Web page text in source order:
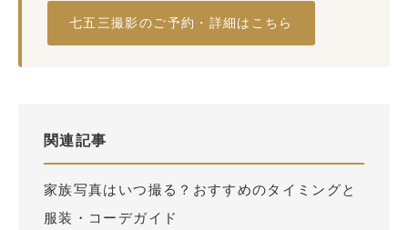
七五三撮影のご予約・詳細はこちら
関連記事
家族写真はいつ撮る？おすすめのタイミングと
服装・コーデガイド